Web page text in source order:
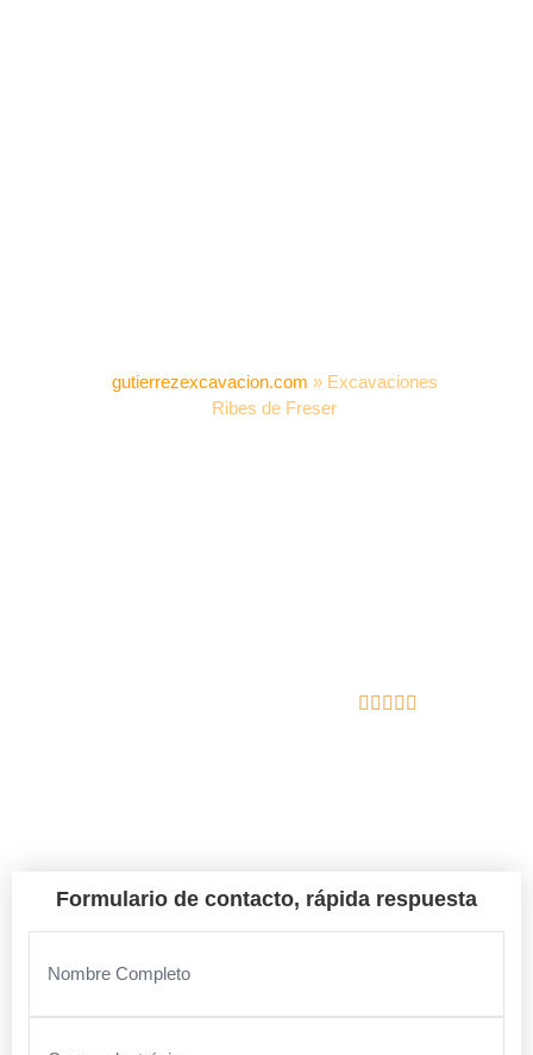
gutierrezexcavacion.com » Excavaciones
Ribes de Freser
Formulario de contacto, rápida respuesta